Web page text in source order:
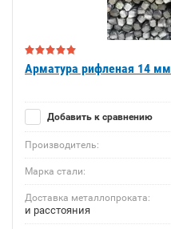
Арматура рифленая 14 мм
Добавить к сравнению
Производитель:
Марка стали:
Доставка металлопроката:
и расстояния